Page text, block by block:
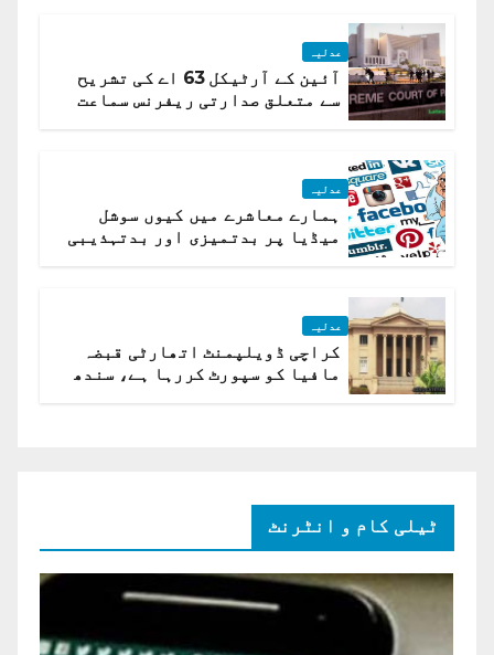
عدلیہ
آئین کے آرٹیکل 63 اے کی تشریح
سے متعلق صدارتی ریفرنس سماعت
عدلیہ
ہمارے معاشرے میں کیوں سوشل
میڈیا پر بدتمیزی اور بدتہذیبی
عدلیہ
کراچی ڈویلپمنٹ اتھارٹی قبضہ
مافیا کو سپورٹ کررہا ہے، سندھ
ٹیلی کام و انٹرنٹ